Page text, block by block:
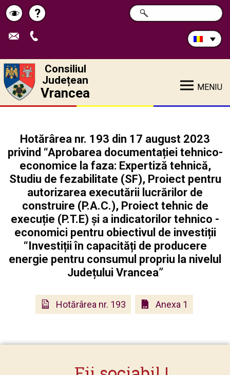
Schimbă
contrastul
Pagina
de
?
Caută
în
CAUTĂ
Consiliul
Județean
Vrancea MENIU
Hotărârea nr. 193 din 17 august 2023
privind “Aprobarea documentației tehnico-
economice la faza: Expertiză tehnică,
Studiu de fezabilitate (SF), Proiect pentru
autorizarea executării lucrărilor de
construire (P.A.C.), Proiect tehnic de
execuție (P.T.E) şi a indicatorilor tehnico -
economici pentru obiectivul de investiții
“Investiții în capacități de producere
energie pentru consumul propriu la nivelul
Județului Vrancea”
Hotărârea nr. 193 Anexa 1